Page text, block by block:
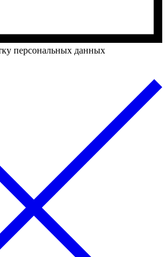
персональных данных